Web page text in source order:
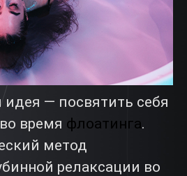
— посвятить себя
время флоатинга.
метод
релаксации во